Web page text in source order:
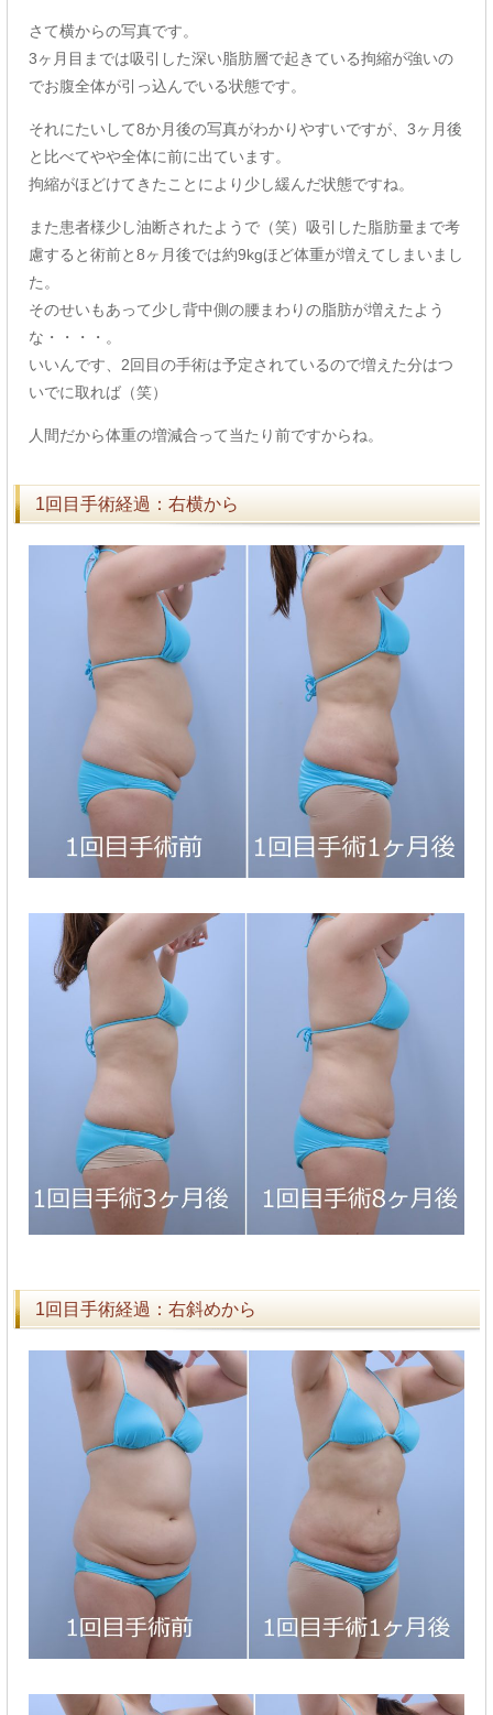
さて横からの写真です。
3ヶ月目までは吸引した深い脂肪層で起きている拘縮が強いの
でお腹全体が引っ込んでいる状態です。
それにたいして8か月後の写真がわかりやすいですが、3ヶ月後
と比べてやや全体に前に出ています。
拘縮がほどけてきたことにより少し緩んだ状態ですね。
また患者様少し油断されたようで（笑）吸引した脂肪量まで考
慮すると術前と8ヶ月後では約9kgほど体重が増えてしまいまし
た。
そのせいもあって少し背中側の腰まわりの脂肪が増えたよう
な・・・・。
いいんです、2回目の手術は予定されているので増えた分はつ
いでに取れば（笑）
人間だから体重の増減合って当たり前ですからね。
1回目手術経過：右横から
1回目手術経過：右斜めから